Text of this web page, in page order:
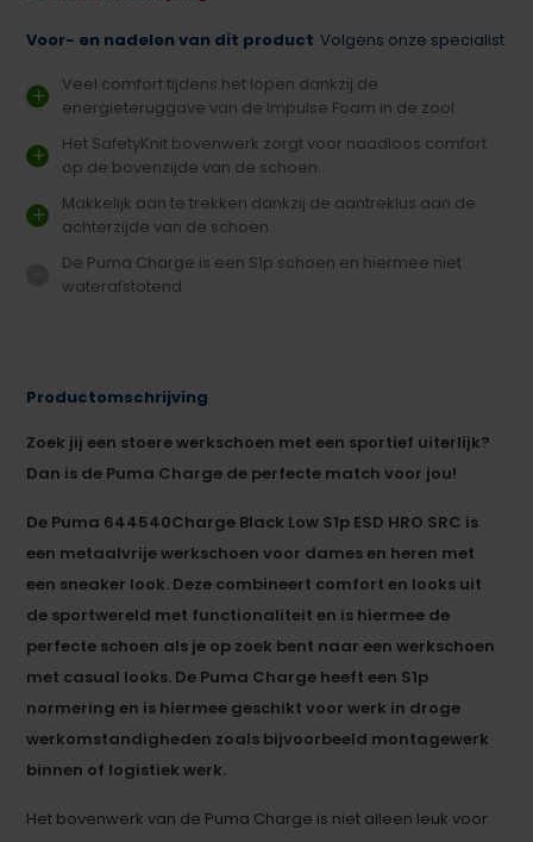
Voor- en nadelen van dit product Volgens onze specialist
Veel comfort tijdens het lopen dankzij de
energieteruggave van de Impulse Foam in de zool.
Het SafetyKnit bovenwerk zorgt voor naadloos comfort
op de bovenzijde van de schoen.
Makkelijk aan te trekken dankzij de aantreklus aan de
achterzijde van de schoen.
De Puma Charge is een S1p schoen en hiermee niet
waterafstotend.
Productomschrijving
Zoek jij een stoere werkschoen met een sportief uiterlijk?
Dan is de Puma Charge de perfecte match voor jou!
De Puma 644540Charge Black Low S1p ESD HRO SRC is
een metaalvrije werkschoen voor dames en heren met
een sneaker look. Deze combineert comfort en looks uit
de sportwereld met functionaliteit en is hiermee de
perfecte schoen als je op zoek bent naar een werkschoen
met casual looks. De Puma Charge heeft een S1p
normering en is hiermee geschikt voor werk in droge
werkomstandigheden zoals bijvoorbeeld montagewerk
binnen of logistiek werk.
Het bovenwerk van de Puma Charge is niet alleen leuk voor